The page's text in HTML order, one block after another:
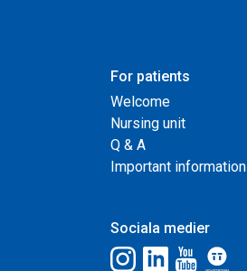
For patients
Welcome
Nursing unit
Q & A
Important information
Sociala medier